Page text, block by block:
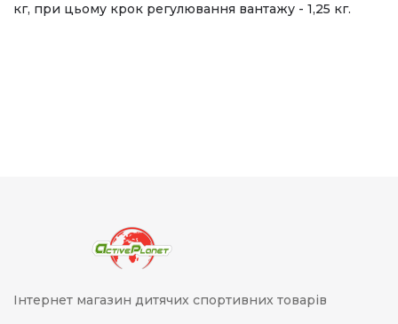
кг, при цьому крок регулювання вантажу - 1,25 кг.
Інтернет магазин дитячих спортивних товарів